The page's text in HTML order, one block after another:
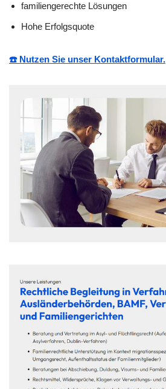
familiengerechte Lösungen
Hohe Erfolgsquote
☎️ Nutzen Sie unser Kontaktformular.